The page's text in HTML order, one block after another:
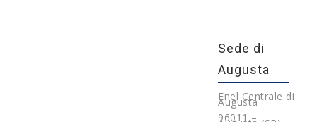
Sede di
Augusta
Enel Centrale di
Augusta
96011 –